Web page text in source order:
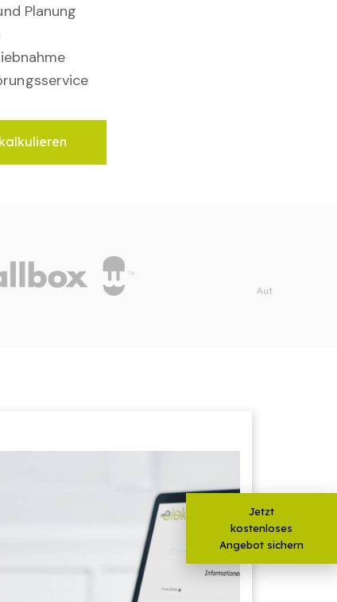
Planung
Jetzt
kostenloses
Angebot sichern